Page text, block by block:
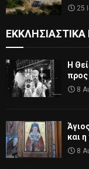
25
Η
προς
8
και
8